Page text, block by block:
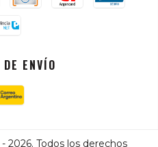
ENVÍO
2026. Todos los derechos